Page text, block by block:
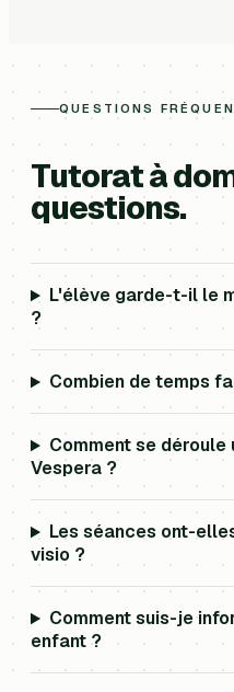
QUESTIONS
Tutorat à
questions.
L'élève garde-t-il le
?
Combien de temps
Comment se
Vespera ?
Les séances ont-
visio ?
Comment suis-je
enfant ?